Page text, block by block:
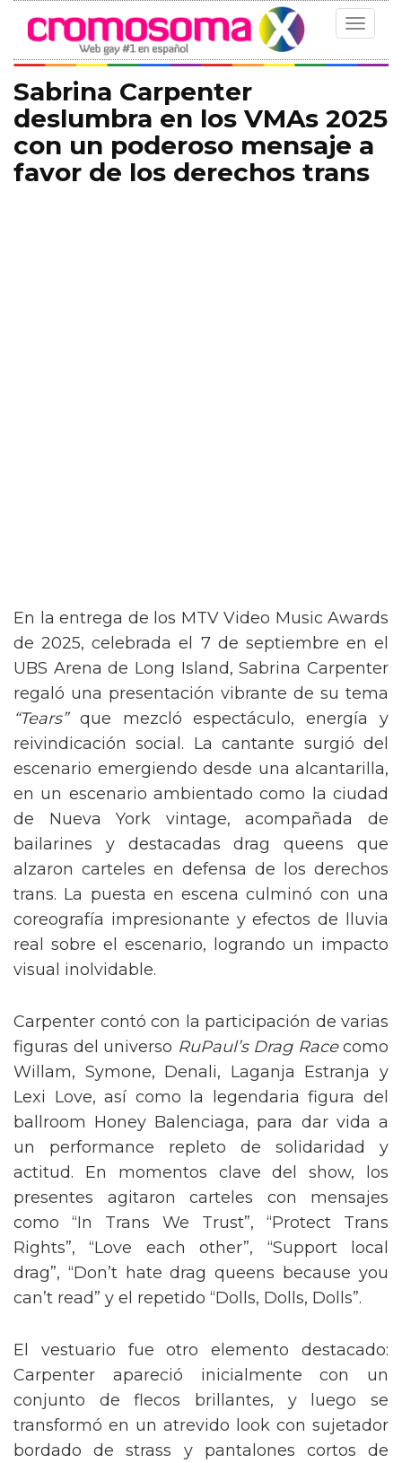
Toggle
Sabrina Carpenter
deslumbra en los VMAs 2025
con un poderoso mensaje a
favor de los derechos trans
En la entrega de los MTV Video Music Awards
de 2025, celebrada el 7 de septiembre en el
UBS Arena de Long Island, Sabrina Carpenter
regaló una presentación vibrante de su tema
“Tears”que mezcló espectáculo, energía y
reivindicación social. La cantante surgió del
escenario emergiendo desde una alcantarilla,
en un escenario ambientado como la ciudad
de Nueva York vintage, acompañada de
bailarines y destacadas drag queens que
alzaron carteles en defensa de los derechos
trans. La puesta en escena culminó con una
coreografía impresionante y efectos de lluvia
real sobre el escenario, logrando un impacto
visual inolvidable.
Carpenter contó con la participación de varias
figuras del universo RuPaul’s Drag Racecomo
Willam, Symone, Denali, Laganja Estranja y
Lexi Love, así como la legendaria figura del
ballroom Honey Balenciaga, para dar vida a
un performance repleto de solidaridad y
actitud. En momentos clave del show, los
presentes agitaron carteles con mensajes
como “In Trans We Trust”, “Protect Trans
Rights”, “Love each other”, “Support local
drag”, “Don’t hate drag queens because you
can’t read” y el repetido “Dolls, Dolls, Dolls”.
El vestuario fue otro elemento destacado:
Carpenter apareció inicialmente con un
conjunto de flecos brillantes, y luego se
transformó en un atrevido look con sujetador
bordado de strass y pantalones cortos de